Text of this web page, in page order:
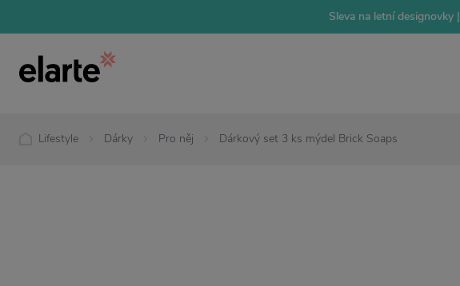
Sleva na letní designovky |
Lifestyle Dárky Pro něj Dárkový set 3 ks mýdel Brick Soaps